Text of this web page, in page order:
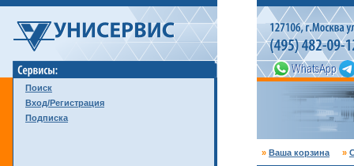
Поиск
Вход/Регистрация
Подписка
» Ваша корзина »